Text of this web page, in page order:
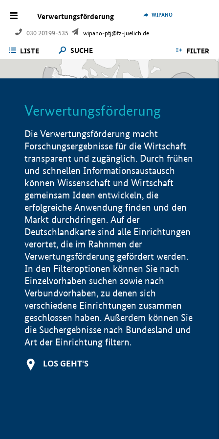
Verwertungsförderung
030 20199-535 wipano-ptj@fz-juelich.de
WIPANO
LISTE SUCHE FILTER
Verwertungsförderung
Die Verwertungsförderung macht
Forschungsergebnisse für die Wirtschaft
transparent und zugänglich. Durch frühen
und schnellen Informationsaustausch
können Wissenschaft und Wirtschaft
gemeinsam Ideen entwickeln, die
erfolgreiche Anwendung finden und den
Markt durchdringen. Auf der
Deutschlandkarte sind alle Einrichtungen
verortet, die im Rahnmen der
Verwertungsförderung gefördert werden.
In den Filteroptionen können Sie nach
Einzelvorhaben suchen sowie nach
Verbundvorhaben, zu denen sich
verschiedene Einrichtungen zusammen
geschlossen haben. Außerdem können Sie
die Suchergebnisse nach Bundesland und
Art der Einrichtung filtern.
LOS GEHT'S